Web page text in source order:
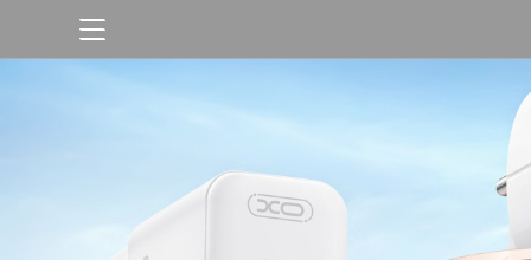
公司短片
荣誉资质
公司新闻